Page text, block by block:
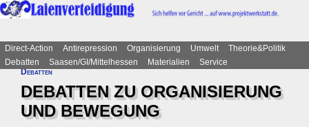
Direct-Action Antirepression Organisierung Umwelt
Theorie&Politik
Debatten
Saasen/GI/Mittelhessen Materialien
Service
Debatten
DEBATTEN ZU ORGANISIERUNG
UND BEWEGUNG